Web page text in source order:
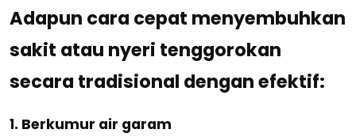
Adapun cara cepat menyembuhkan
sakit atau nyeri tenggorokan
secara tradisional dengan efektif:
1. Berkumur air garam